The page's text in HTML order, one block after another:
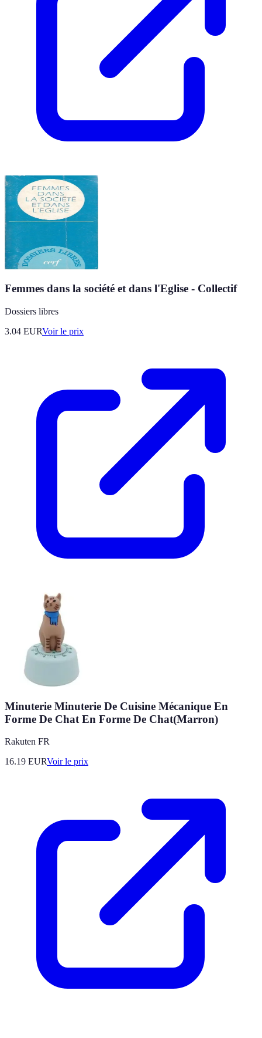
Femmes dans la société et dans l'Eglise - Collectif
Dossiers libres
3.04 EURVoir le prix
Minuterie Minuterie De Cuisine Mécanique En
Forme De Chat En Forme De Chat(Marron)
Rakuten FR
16.19 EURVoir le prix